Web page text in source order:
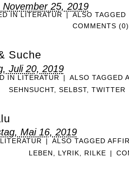
25, 2019
IN LITERATUR | ALSO TAGGED
COMMENTS (0)
Suche
Juli 20, 2019
IN LITERATUR | ALSO TAGGED
SEHNSUCHT,SELBST,TWITTER
Mai 16, 2019
LITERATUR | ALSO TAGGED
LEBEN
LYRIK RILKE |